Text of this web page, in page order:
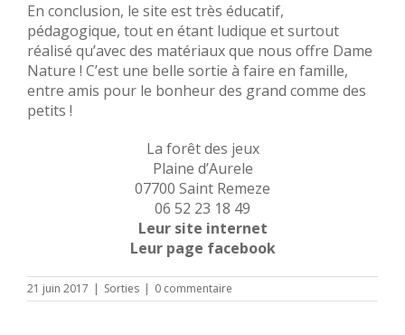
En conclusion, le site est très éducatif,
pédagogique, tout en étant ludique et surtout
réalisé qu’avec des matériaux que nous offre Dame
Nature ! C’est une belle sortie à faire en famille,
entre amis pour le bonheur des grand comme des
petits !
La forêt des jeux
Plaine d’Aurele
07700 Saint Remeze
06 52 23 18 49
Leur site internet
Leur page facebook
21 juin 2017 | Sorties | 0 commentaire